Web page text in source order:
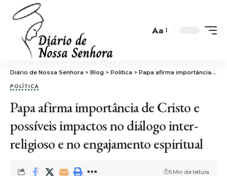
Font
Aa
Diário de Nossa Senhora > Blog > Política > Papa afirma importância de Cristo e possíveis impactos no diálogo inter-religioso e no engajamento espiritual
POLÍTICA
Papa afirma importância de Cristo e
possíveis impactos no diálogo inter-
religioso e no engajamento espiritual
5 Min de leitura